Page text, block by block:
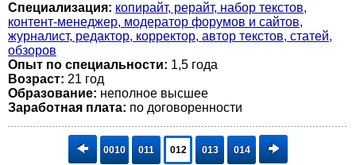
Специализация: копирайт, рерайт, набор текстов,
контент-менеджер, модератор форумов и сайтов,
журналист, редактор, корректор, автор текстов, статей,
обзоров
Опыт по специальности: 1,5 года
Возраст: 21 год
Образование: неполное высшее
Заработная плата: по договоренности
0010 011 012 013 014